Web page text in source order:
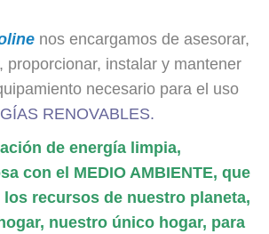
nos encargamos de asesorar,
proporcionar, instalar y mantener
necesario para el uso
RENOVABLES.
de energía limpia,
con el MEDIO AMBIENTE, que
los recursos de nuestro planeta,
nuestro único hogar, para